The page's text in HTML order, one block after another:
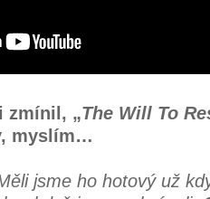
zmínil, „The Will To
myslím…
jsme ho hotový už